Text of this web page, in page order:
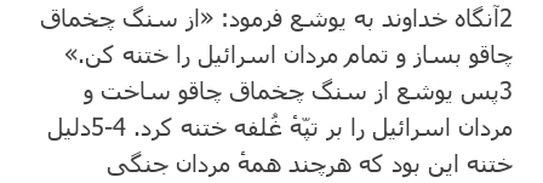
2آنگاه خداوند به یوشع فرمود: «از سنگ چخماق
چاقو بساز و تمام مردان اسرائیل را ختنه کن.»
3پس یوشع از سنگ چخماق چاقو ساخت و
مردان اسرائیل را بر تپّهٔ غُلفه ختنه کرد. 4‏-5
دلیل
ختنه این بود که هرچند همهٔ مردان جنگی